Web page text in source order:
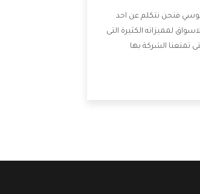
فنحن نتكلم عن احد
لمميزاته الكثيرة التى
تمتعنا الشركة بها
اسعارها لكى